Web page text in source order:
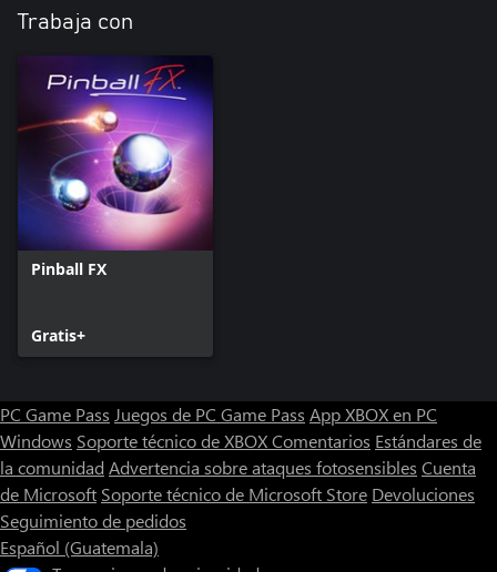
Trabaja con
Pinball FX
Gratis+
PC Game Pass Juegos de PC Game Pass App XBOX en PC
Windows Soporte técnico de XBOXComentarios Estándares de
la comunidad Advertencia sobre ataques fotosensibles Cuenta
de Microsoft Soporte técnico de Microsoft Store Devoluciones
Seguimiento de pedidos
Español (Guatemala)